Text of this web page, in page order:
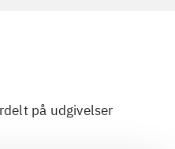
på udgivelser